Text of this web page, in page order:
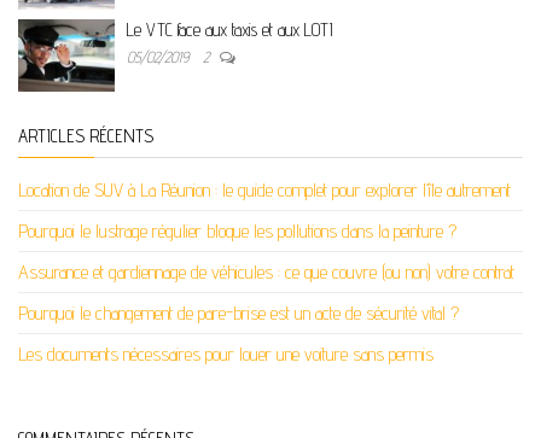
Le VTC face aux taxis et aux LOTI
05/02/2019 2
ARTICLES RÉCENTS
Location de SUV à La Réunion : le guide complet pour explorer l’île autrement
Pourquoi le lustrage régulier bloque les pollutions dans la peinture ?
Assurance et gardiennage de véhicules : ce que couvre (ou non) votre contrat
Pourquoi le changement de pare-brise est un acte de sécurité vital ?
Les documents nécessaires pour louer une voiture sans permis